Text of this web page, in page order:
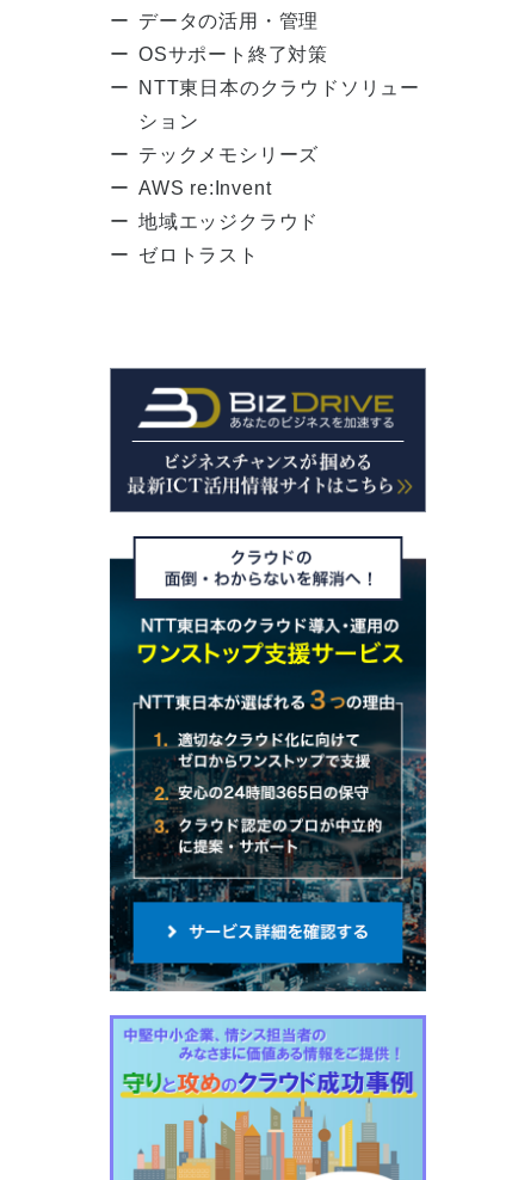
データの活用・管理
OSサポート終了対策
NTT東日本のクラウドソリュー
ション
テックメモシリーズ
AWS re:Invent
地域エッジクラウド
ゼロトラスト